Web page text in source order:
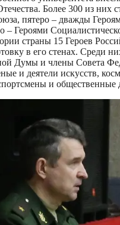
Более 300 из них
пятеро – дважды
– Героями
страны 15 Героев
в его стенах. Среди
Думы и члены Совета
и деятели искусств,
и общественные